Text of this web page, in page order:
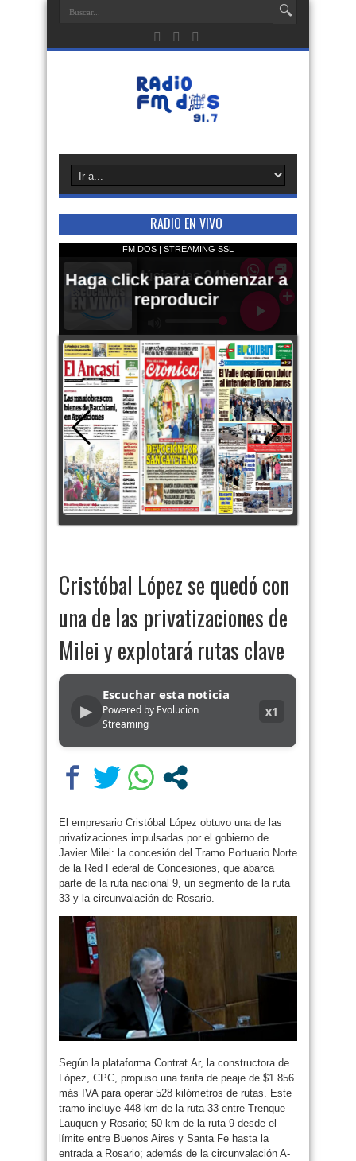
RADIO EN VIVO
Cristóbal López se quedó con
una de las privatizaciones de
Milei y explotará rutas clave
▶
Escuchar esta noticia
Powered by Evolucion
Streaming
x1
El empresario Cristóbal López obtuvo una de las
privatizaciones impulsadas por el gobierno de
Javier Milei: la concesión del Tramo Portuario Norte
de la Red Federal de Concesiones, que abarca
parte de la ruta nacional 9, un segmento de la ruta
33 y la circunvalación de Rosario.
Según la plataforma Contrat.Ar, la constructora de
López, CPC, propuso una tarifa de peaje de $1.856
más IVA para operar 528 kilómetros de rutas. Este
tramo incluye 448 km de la ruta 33 entre Trenque
Lauquen y Rosario; 50 km de la ruta 9 desde el
límite entre Buenos Aires y Santa Fe hasta la
entrada a Rosario; además de la circunvalación A-